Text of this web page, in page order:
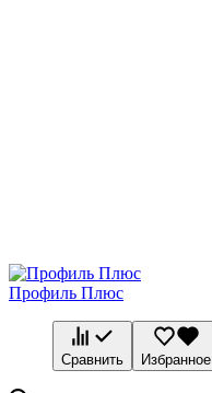
Профиль Плюс
Сравнить Избранное